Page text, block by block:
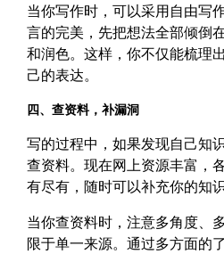
当你写作时，可以采用自由写
言的完美，先把想法全部倾倒
和润色。这样，你不仅能梳理
己的表达。
四、查资料，补漏洞
写的过程中，如果发现自己知
查资料。现在网上资源丰富，
有尽有，随时可以补充你的知识
当你查资料时，注意多角度、
限于单一来源。通过多方面的